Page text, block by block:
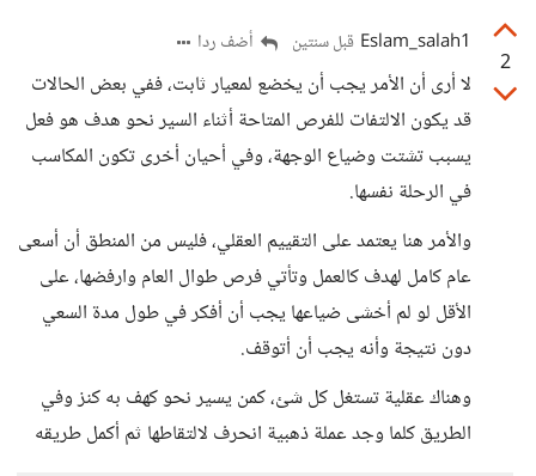
2
Eslam_salah1 قبل سنتين أضف ردا
لا أرى أن الأمر يجب أن يخضع لمعيار ثابت، ففي بعض الحالات
قد يكون الالتفات للفرص المتاحة أثناء السير نحو هدف هو فعل
يسبب تشتت وضياع الوجهة، وفي أحيان أخرى تكون المكاسب
في الرحلة نفسها.
والأمر هنا يعتمد على التقييم العقلي، فليس من المنطق أن أسعى
عام كامل لهدف كالعمل وتأتي فرص طوال العام وارفضها، على
الأقل لو لم أخشى ضياعها يجب أن أفكر في طول مدة السعي
دون نتيجة وأنه يجب أن أتوقف.
وهناك عقلية تستغل كل شئ، كمن يسير نحو كهف به كنز وفي
الطريق كلما وجد عملة ذهبية انحرف لالتقاطها ثم أكمل طريقه